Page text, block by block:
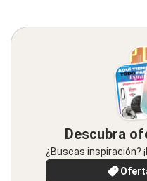
Descubra
¿Buscas inspiración?